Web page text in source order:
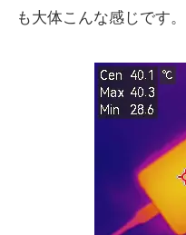
も大体こんな感じです。